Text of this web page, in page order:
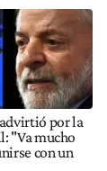
por la
"Va mucho
con un